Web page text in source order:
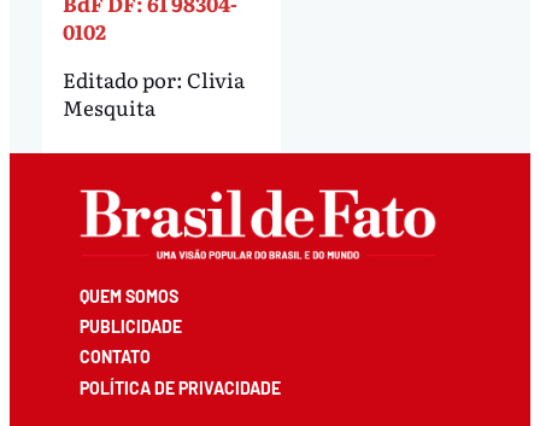
0102
Editado por: Clivia
Mesquita
QUEM SOMOS
PUBLICIDADE
CONTATO
POLÍTICA DE PRIVACIDADE